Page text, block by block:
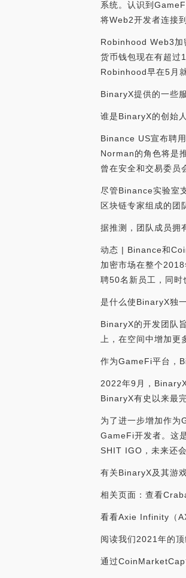
系统。认识到
将Web2开发者连接
Robinhood Web3加
货币钱包现在有超过
Robinhood早在5月
BinaryX提供的一些
谁是BinaryX的创始
Binance US宣布聘
Norman的角色将是
曾在安全和交易委
尽管Binance实验室
区块链专家组成的团
据推测，团队成员拥
动态 | Binance和
加密市场在整个
聘50名新员工，同
是什么使BinaryX独
BinaryX的开发团队
上，在空间中增加更
作为GameFi平台，
2022年9月，
BinaryX有史以来最
为了进一步增加作为
GameFi开发者。这
SHIT IGO，未来还
有关BinaryX及其游
相关页面：查看
看看Axie Infinity（
阅读我们2021年的顶
通过CoinMarketCap